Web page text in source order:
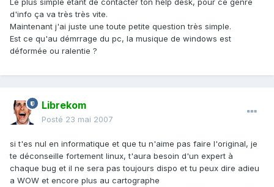
Le plus simple étant de contacter ton help desk, pour ce genre
d'info ça va très très vite.
Maintenant j'ai juste une toute petite question très simple.
Est ce qu'au démrrage du pc, la musique de windows est
déformée ou ralentie ?
Librekom
Posté 23 mai 2007
si t'es nul en informatique et que tu n'aime pas faire l'original, je
te déconseille fortement linux, t'aura besoin d'un expert à
chaque bug et il ne sera pas toujours dispo et tu peux dire adieu
a WOW et encore plus au cartographe